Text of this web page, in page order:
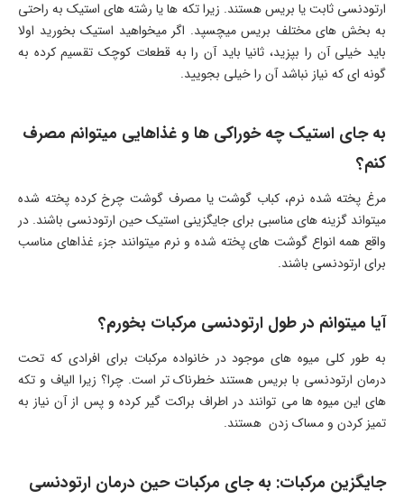
ارتودنسی ثابت یا بریس هستند. زیرا تکه ها یا رشته های استیک به راحتی
به بخش های مختلف بریس میچسپد. اگر میخواهید استیک بخورید اولا
باید خیلی آن را بپزید، ثانیا باید آن را به قطعات کوچک تقسیم کرده به
گونه ای که نیاز نباشد آن را خیلی بجویید.
به جای استیک چه خوراکی ها و غذاهایی میتوانم مصرف
کنم؟
مرغ پخته شده نرم، کباب گوشت یا مصرف گوشت چرخ کرده پخته شده
میتواند گزینه های مناسبی برای جایگزینی استیک حین ارتودنسی باشند. در
واقع همه انواع گوشت های پخته شده و نرم میتوانند جزء غذاهای مناسب
برای ارتودنسی باشند.
آیا میتوانم در طول ارتودنسی مرکبات بخورم؟
به طور کلی میوه های موجود در خانواده مرکبات برای افرادی که تحت
درمان ارتودنسی با بریس هستند خطرناک تر است. چرا؟ زیرا الیاف و تکه
های این میوه ها می توانند در اطراف براکت گیر کرده و پس از آن نیاز به
تمیز کردن و مساک زدن هستند.
جایگزین مرکبات: به جای مرکبات حین درمان ارتودنسی